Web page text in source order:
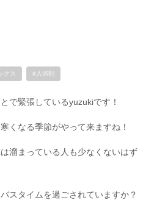
クス #入浴剤
で緊張しているyuzukiです！
くなる季節がやって来ますね！
溜まっている人も少なくないはず
スタイムを過ごされていますか？